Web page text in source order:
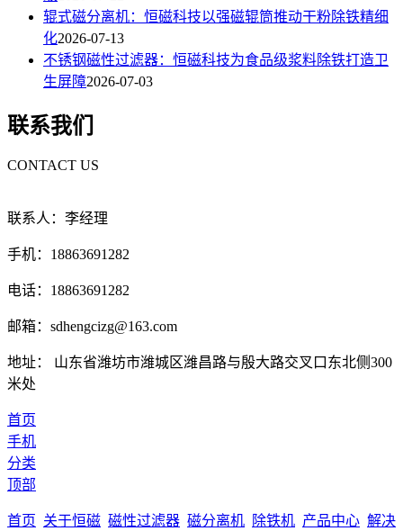
辊式磁分离机：恒磁科技以强磁辊筒推动干粉除铁精细
化2026-07-13
不锈钢磁性过滤器：恒磁科技为食品级浆料除铁打造卫
生屏障2026-07-03
联系我们
CONTACT US
联系人：李经理
手机：18863691282
电话：18863691282
邮箱：sdhengcizg@163.com
地址： 山东省潍坊市潍城区潍昌路与殷大路交叉口东北侧300
米处
首页
手机
分类
顶部
首页 关于恒磁 磁性过滤器 磁分离机 除铁机 产品中心 解决